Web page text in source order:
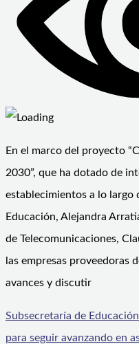
En el marco del proyecto
2030”, que ha dotado de
establecimientos a lo largo
Educación, Alejandra
de Telecomunicaciones,
las empresas proveedoras
avances y discutir
Subsecretaría de
para seguir avanzando en